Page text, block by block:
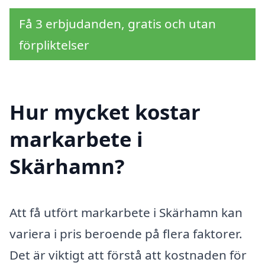
Få 3 erbjudanden, gratis och utan
förpliktelser
Hur mycket kostar
markarbete i
Skärhamn?
Att få utfört markarbete i Skärhamn kan
variera i pris beroende på flera faktorer.
Det är viktigt att förstå att kostnaden för